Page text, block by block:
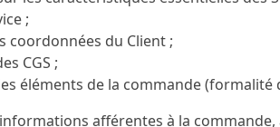
;
coordonnées du Client ;
CGS ;
éléments de la commande
afférentes à la